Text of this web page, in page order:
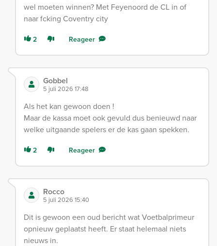
wel moeten winnen? Met Feyenoord de CL in of
naar fcking Coventry city
2 Reageer
Gobbel
5 juli 2026 17:48
Als het kan gewoon doen !
Maar de kassa moet ook gevuld dus benieuwd naar
welke uitgaande spelers er de kas gaan spekken.
2 Reageer
Rocco
5 juli 2026 15:40
Dit is gewoon een oud bericht wat Voetbalprimeur
opnieuw geplaatst heeft. Er staat helemaal niets
nieuws in.